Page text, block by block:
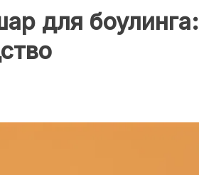
для боулинга: